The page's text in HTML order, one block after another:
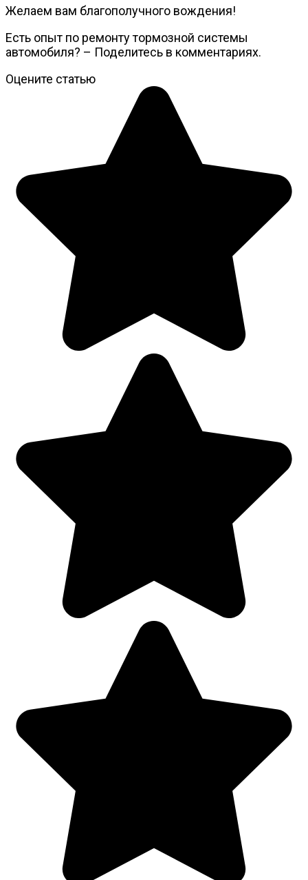
Желаем вам благополучного вождения!
Есть опыт по ремонту тормозной системы
автомобиля? – Поделитесь в комментариях.
Оцените статью